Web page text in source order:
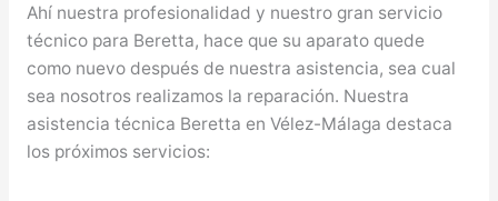
Ahí nuestra profesionalidad y nuestro gran servicio
técnico para Beretta, hace que su aparato quede
como nuevo después de nuestra asistencia, sea cual
sea nosotros realizamos la reparación. Nuestra
asistencia técnica Beretta en Vélez-Málaga destaca
los próximos servicios: